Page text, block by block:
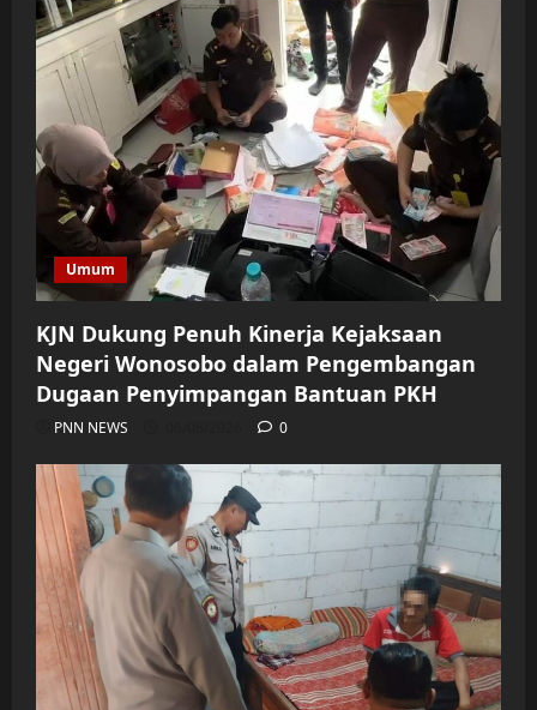
Umum
KJN Dukung Penuh Kinerja Kejaksaan
Negeri Wonosobo dalam Pengembangan
Dugaan Penyimpangan Bantuan PKH
PNN NEWS 0